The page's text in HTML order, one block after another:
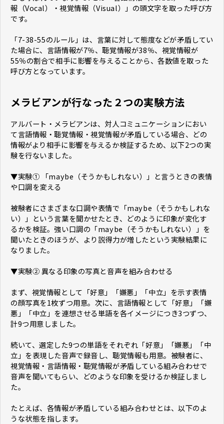
報（Vocal）・視覚情報（Visual）」の頭文字を取った呼び方
です。
「7-38-55のルール」は、言葉に対して態度などが矛盾してい
た場合に、言語情報が7％、聴覚情報が38％、視覚情報が
55％の割合で相手に影響を与えることから、各数値を取った
呼び方となっています。
メラビアンが行なった２つの実験方法
アルバート・メラビアンは、対人コミュニケーションにおい
て言語情報・聴覚情報・視覚情報が矛盾している場合、どの
情報がより相手に影響を与えるか検証するため、以下2つの実
験を行ないました。
▼実験① 「maybe（そうかもしれない）」と言うときの表情
や口調を変える
被験者にさまざまな口調や表情で「maybe（そうかもしれな
い）」という言葉を聞かせたとき、どのように印象が変化す
るかを検証。強い口調の「maybe（そうかもしれない）」を
聞いたときのほうが、より説得力が増したという実験結果に
なりました。
▼実験② 異なる印象の写真と音声を組み合わせる
まず、視覚情報として「好意」「嫌悪」「中立」を示す表情
の顔写真を1枚ずつ用意。次に、言語情報として「好意」「嫌
悪」「中立」を連想させる単語を各イメージにつき3つずつ、
計9つ用意しました。
続いて、選定した9つの単語をそれぞれ「好意」「嫌悪」「中
立」を表現した音声で録音し、聴覚情報も用意。被験者に、
視覚情報・言語情報・聴覚情報が矛盾している組み合わせで
音声を聞いてもらい、どのような印象を受けるか検証しまし
た。
たとえば、各情報が矛盾している組み合わせとは、以下のよ
うな状態を指します。